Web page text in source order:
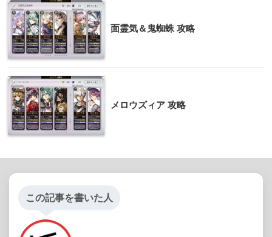
面霊気＆鬼蜘蛛 攻略
メロウズィア 攻略
この記事を書いた人